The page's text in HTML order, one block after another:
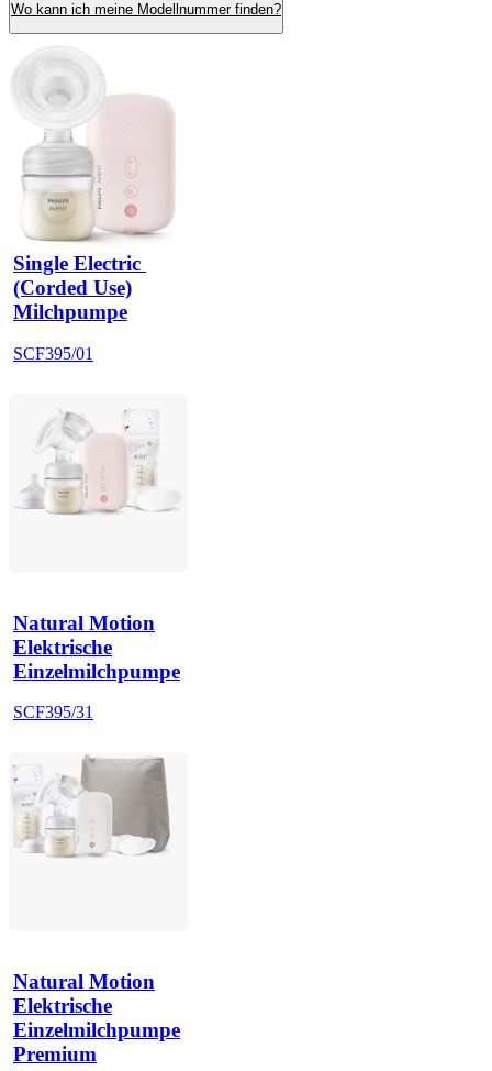
Wo kann ich meine Modellnummer finden?
Single Electric
(Corded Use)
Milchpumpe
SCF395/01
Natural Motion
Elektrische
Einzelmilchpumpe
SCF395/31
Natural Motion
Elektrische
Einzelmilchpumpe
Premium